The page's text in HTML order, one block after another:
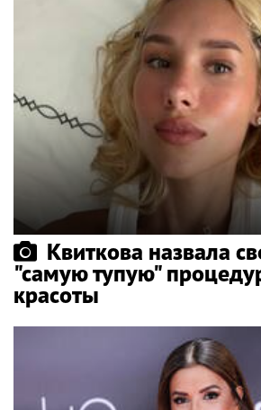
Квиткова назвала
"самую тупую"
красоты